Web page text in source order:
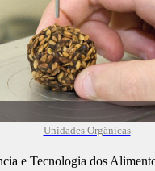
Unidades Orgânicas
e Tecnologia dos